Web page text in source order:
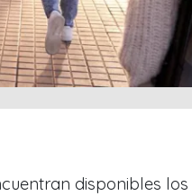
disponibles los